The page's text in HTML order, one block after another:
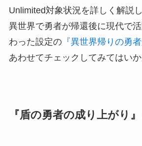
Unlimited対象状況を詳しく解説し
異世界で勇者が帰還後に現代で
わった設定の『異世界帰りの勇者
あわせてチェックしてみてはいか
『盾の勇者の成り上がり